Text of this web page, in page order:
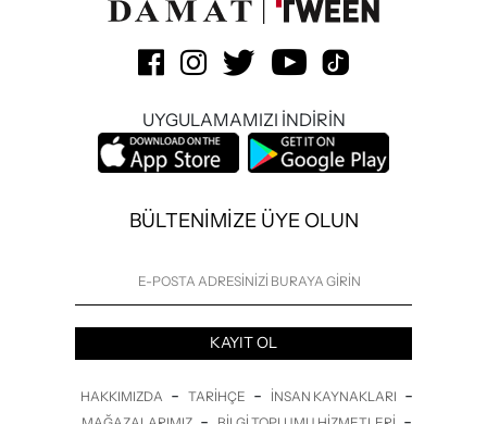
UYGULAMAMIZI İNDİRİN
BÜLTENİMİZE ÜYE OLUN
KAYIT OL
HAKKIMIZDA - TARIHÇE - İNSAN KAYNAKLARI -